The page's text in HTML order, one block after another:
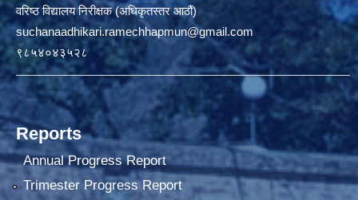
वरिष्ठ विद्यालय निरीक्षक (अधिकृतस्तर आठौं)
suchanaadhikari.ramechhapmun@gmail.com
९८५४०४३५२८
Reports
Annual Progress Report
Trimester Progress Report